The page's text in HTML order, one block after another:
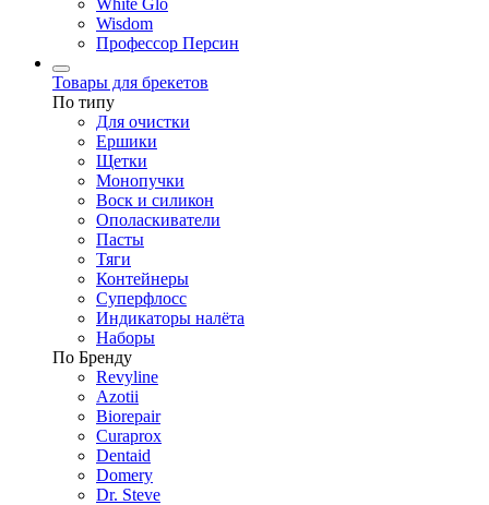
White Glo
Wisdom
Профессор Персин
Товары для брекетов
По типу
Для очистки
Ершики
Щетки
Монопучки
Воск и силикон
Ополаскиватели
Пасты
Тяги
Контейнеры
Суперфлосс
Индикаторы налёта
Наборы
По Бренду
Revyline
Azotii
Biorepair
Curaprox
Dentaid
Domery
Dr. Steve